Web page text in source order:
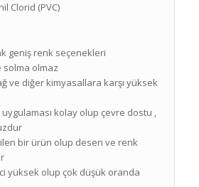
Clorid (PVC)
geniş renk seçenekleri
solma olmaz
ve diğer kimyasallara karşı yüksek
uygulaması kolay olup çevre dostu ,
bir ürün olup desen ve renk
yüksek olup çok düşük oranda